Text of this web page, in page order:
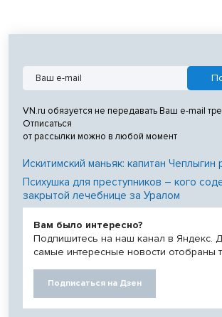
VN.ru обязуется не передавать Ваш e-mail
Отписаться
от рассылки можно в любой момент
Искитимский маньяк: капитан Чеплыгин
Психушка для преступников – кого
закрытой лечебнице за Уралом
Вам было интересно?
Подпишитесь на наш канал в Яндекс.
самые интересные новости отобраны
Подписаться на Дзен